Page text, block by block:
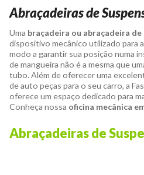
Abraçadeiras de
Uma braçadeira ou abraçadeira de
dispositivo mecânico utilizado para
modo a garantir sua posição numa
de mangueira não é a mesma que
tubo. Além de oferecer uma
de auto peças para o seu carro, a
oferece um espaço dedicado para
Conheça nossa oficina mecânica
Abraçadeiras de